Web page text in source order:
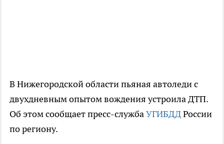
В Нижегородской области пьяная автоледи с
двухдневным опытом вождения устроила ДТП.
Об этом сообщает пресс-службаУГИБДДРоссии
по региону.